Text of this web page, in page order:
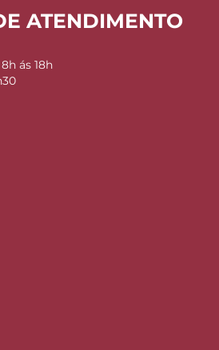
ATENDIMENTO
ás 18h